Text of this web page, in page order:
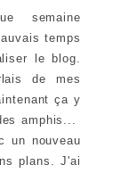
semaine
temps
le blog.
de mes
ça y
amphis...
un nouveau
plans. J'ai